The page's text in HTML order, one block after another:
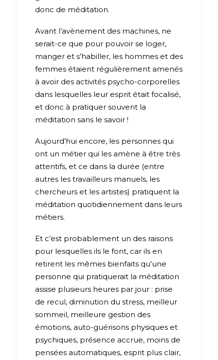
donc de méditation.
Avant l’avènement des machines, ne
serait-ce que pour pouvoir se loger,
manger et s’habiller, les hommes et des
femmes étaient régulièrement amenés
à avoir des activités psycho-corporelles
dans lesquelles leur esprit était focalisé,
et donc à pratiquer souvent la
méditation sans le savoir !
Aujourd’hui encore, les personnes qui
ont un métier qui les amène à être très
attentifs, et ce dans la durée (entre
autres les travailleurs manuels, les
chercheurs et les artistes) pratiquent la
méditation quotidiennement dans leurs
métiers.
Et c’est probablement un des raisons
pour lesquelles ils le font, car ils en
retirent les mêmes bienfaits qu’une
personne qui pratiquerait la méditation
assise plusieurs heures par jour : prise
de recul, diminution du stress, meilleur
sommeil, meilleure gestion des
émotions, auto-guérisons physiques et
psychiques, présence accrue, moins de
pensées automatiques, esprit plus clair,